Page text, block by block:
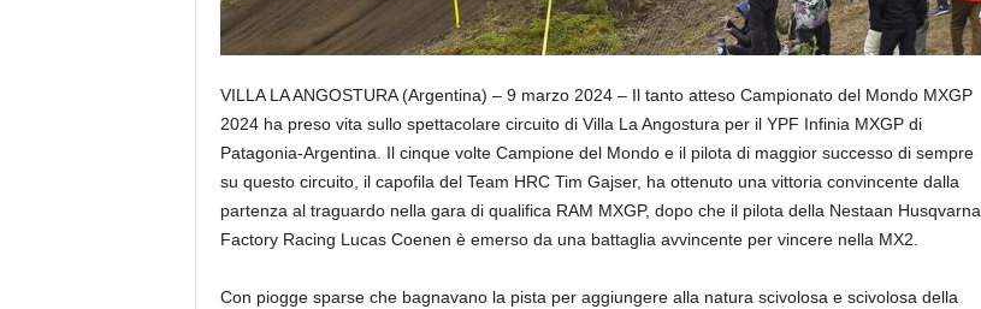
VILLA LA ANGOSTURA (Argentina) – 9 marzo 2024 – Il tanto atteso Campionato del Mondo MXGP
2024 ha preso vita sullo spettacolare circuito di Villa La Angostura per il YPF Infinia MXGP di
Patagonia-Argentina. Il cinque volte Campione del Mondo e il pilota di maggior successo di sempre
su questo circuito, il capofila del Team HRC Tim Gajser, ha ottenuto una vittoria convincente dalla
partenza al traguardo nella gara di qualifica RAM MXGP, dopo che il pilota della Nestaan Husqvarna
Factory Racing Lucas Coenen è emerso da una battaglia avvincente per vincere nella MX2.
Con piogge sparse che bagnavano la pista per aggiungere alla natura scivolosa e scivolosa della